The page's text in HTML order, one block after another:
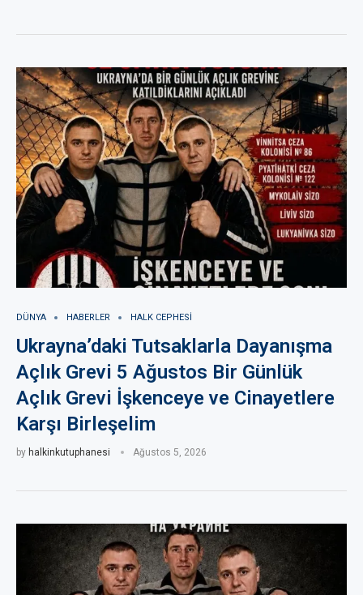
DÜNYA HABERLER HALK CEPHESI
Ukrayna’daki Tutsaklarla Dayanışma
Açlık Grevi 5 Ağustos Bir Günlük
Açlık Grevi İşkenceye ve Cinayetlere
Karşı Birleşelim
by halkinkutuphanesi Ağustos 5, 2026